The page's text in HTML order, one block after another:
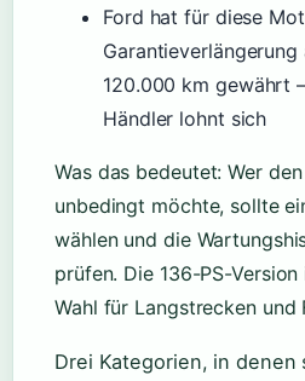
Ford hat für diese
120.000 km gewährt
Händler lohnt sich
Was das bedeutet: Wer
unbedingt möchte, sollte
wählen und die
prüfen. Die 136-PS-
Wahl für Langstrecken und
Drei Kategorien, in denen